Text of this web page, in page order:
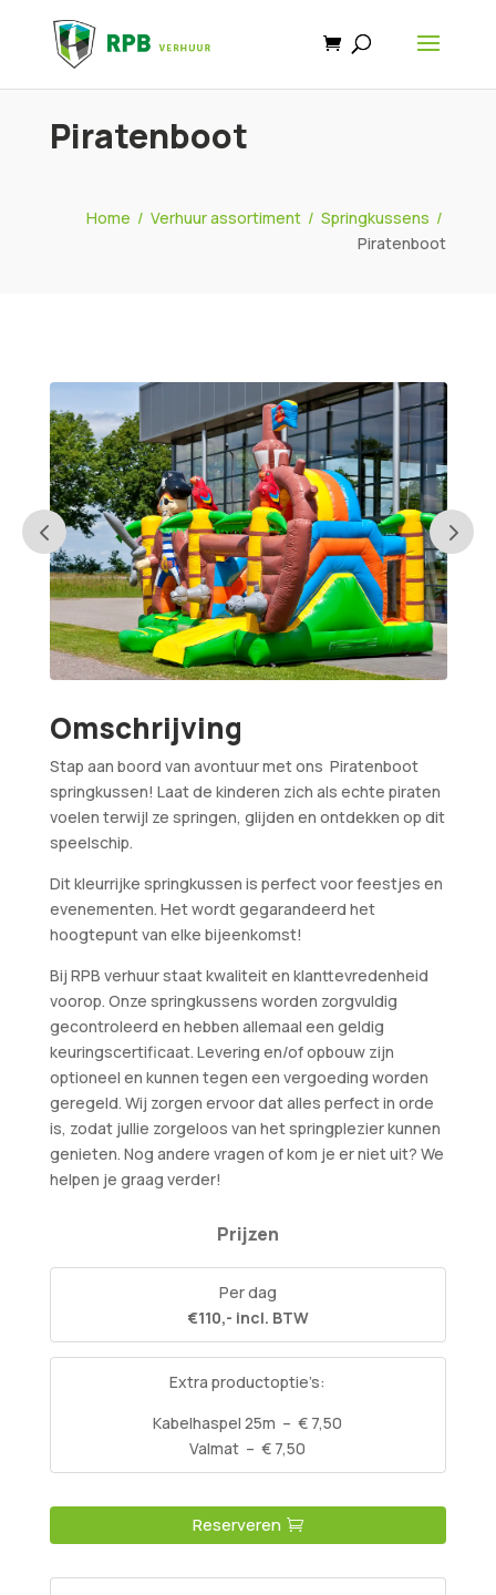
Piratenboot
Home /Verhuur assortiment /Springkussens /
Piratenboot
Omschrijving
Stap aan boord van avontuur met ons Piratenboot
springkussen! Laat de kinderen zich als echte piraten
voelen terwijl ze springen, glijden en ontdekken op dit
speelschip.
Dit kleurrijke springkussen is perfect voor feestjes en
evenementen. Het wordt gegarandeerd het
hoogtepunt van elke bijeenkomst!
Bij RPB verhuur staat kwaliteit en klanttevredenheid
voorop. Onze springkussens worden zorgvuldig
gecontroleerd en hebben allemaal een geldig
keuringscertificaat. Levering en/of opbouw zijn
optioneel en kunnen tegen een vergoeding worden
geregeld. Wij zorgen ervoor dat alles perfect in orde
is, zodat jullie zorgeloos van het springplezier kunnen
genieten. Nog andere vragen of kom je er niet uit? We
helpen je graag verder!
Prijzen
Per dag
€110,- incl. BTW
Extra productoptie’s:
Kabelhaspel 25m – € 7,50
Valmat – € 7,50
Reserveren